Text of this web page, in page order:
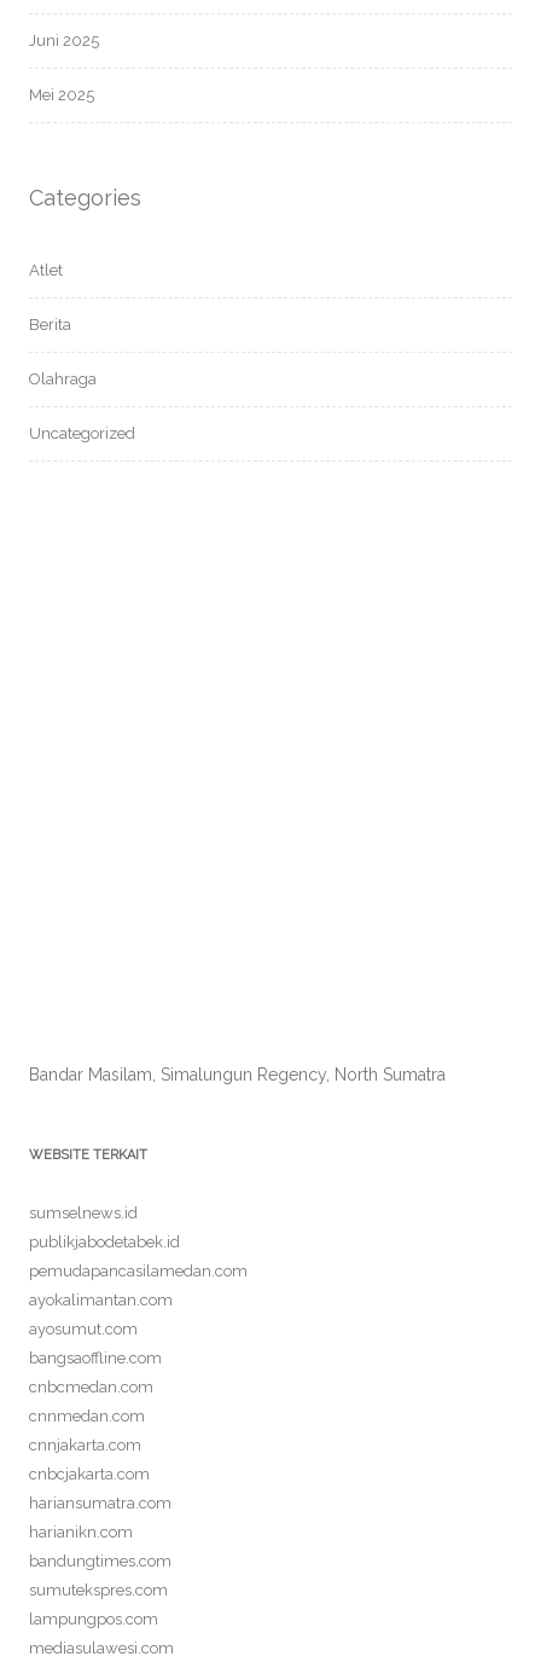
Juni 2025
Mei 2025
Categories
Atlet
Berita
Olahraga
Uncategorized
Bandar Masilam, Simalungun Regency, North Sumatra
WEBSITE TERKAIT
sumselnews.id
publikjabodetabek.id
pemudapancasilamedan.com
ayokalimantan.com
ayosumut.com
bangsaoffline.com
cnbcmedan.com
cnnmedan.com
cnnjakarta.com
cnbcjakarta.com
hariansumatra.com
harianikn.com
bandungtimes.com
sumutekspres.com
lampungpos.com
mediasulawesi.com